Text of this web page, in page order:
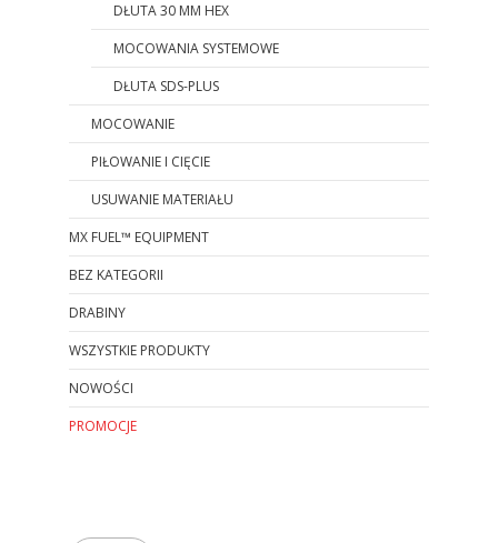
DŁUTA 30 MM HEX
MOCOWANIA SYSTEMOWE
DŁUTA SDS-PLUS
MOCOWANIE
PIŁOWANIE I CIĘCIE
USUWANIE MATERIAŁU
MX FUEL™ EQUIPMENT
BEZ KATEGORII
DRABINY
WSZYSTKIE PRODUKTY
NOWOŚCI
PROMOCJE